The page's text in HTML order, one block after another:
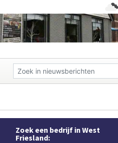
Zoek een bedrijf in West
Friesland: